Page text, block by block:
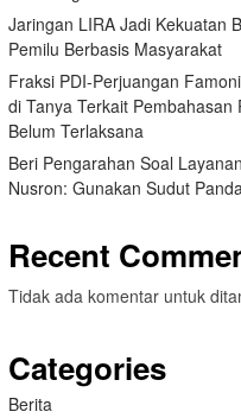
Jaringan LIRA Jadi Kekuatan
Pemilu Berbasis Masyarakat
Fraksi PDI-Perjuangan
di Tanya Terkait
Belum Terlaksana
Beri Pengarahan Soal
Nusron: Gunakan Sudut
Recent
Tidak ada komentar untuk
Categories
Berita